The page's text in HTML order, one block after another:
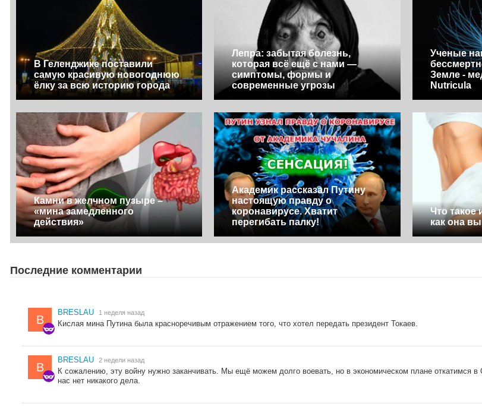
В Геленджике поставили
самую красивую новогоднюю
ёлку за всю историю города
Лепра: забытая болезнь,
которая всё ещё с нами —
симптомы, формы и
современные угрозы
Ученые
Земле -
Nutricula
Камни в желчном пузыре –
«мина замедленного
действия»
Академик рассказал Путину
настоящую правду о
коронавирусе. Хватит
перегибать палку!
Что такое
как она
Последние комментарии
B
BRESLAU 1 неделя назад
Кислая мина Путина была красноречивым отражением того, что хотел передать президент Токаев.
B
BRESLAU 2 недели назад
К сожалению, эту войну нужно заканчивать. Мы ещё можем долго воевать, но в экономическом плане откатимся
нас нет никакого дела.